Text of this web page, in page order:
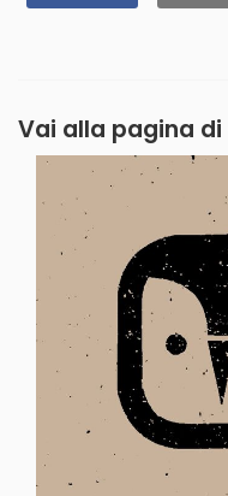
Vai alla pagina di